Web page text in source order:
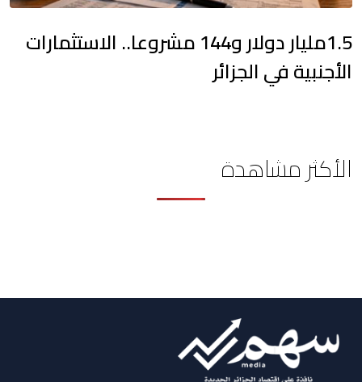
1.5مليار دولار و144 مشروعا.. الاستثمارات
الأجنبية في الجزائر
الأكثر مشاهدة